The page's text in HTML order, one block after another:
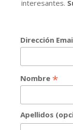
interesantes.
Dirección
Nombre *
Apellidos